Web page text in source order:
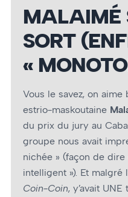
MALAIMÉ
SORT
«
Vous le savez, on
estrio-maskoutaine
du prix du jury au
groupe nous avait
nichée » (façon de
intelligent »). Et
Coin-Coin, y’avait UNE